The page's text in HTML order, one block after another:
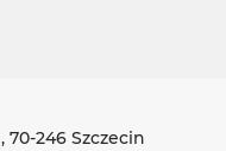
, 70-246 Szczecin